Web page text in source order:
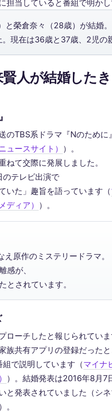
担当していると番組で明か
と榮倉奈々（28歳）が結婚。
。現在は36歳と37歳、2児の
人が結婚した
のTBS系ドラマ『Nのために
ュースサイト） ）。
ねて交際に発展しました。
テレビ出演で
いた」趣旨を語っています（
ディア） ）。
え原作のミステリードラマ。
感が、
とされています。
ローチしたと報じられてい
族共有アプリの登録だった
で説明しています（マイナ
）。結婚発表は2016年8月7
と発表されていました（シ
。